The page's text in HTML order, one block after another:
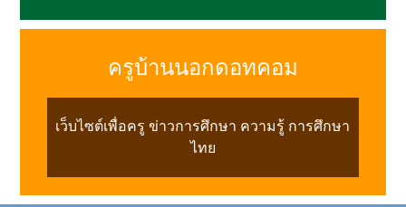
ครูบ้านนอกดอทคอม
เว็บไซต์เพื่อครู ข่าวการศึกษา ความรู้ การศึกษา
ไทย